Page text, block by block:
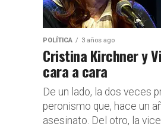
POLÍTICA 3 años ago
Cristina Kirchner y
cara a cara
De un lado, la dos veces
peronismo que, hace un
asesinato. Del otro, la